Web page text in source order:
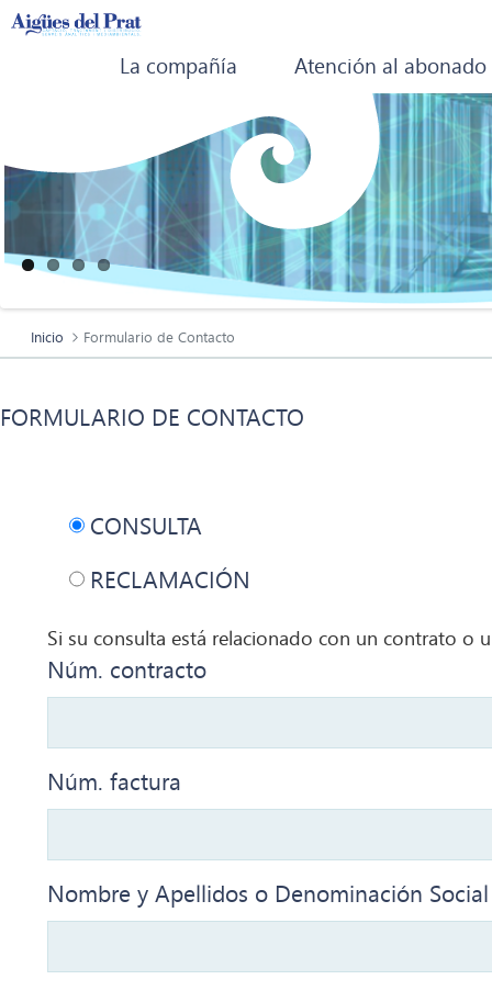
La compañía Atención al abonado
Inicio Formulario de Contacto
FORMULARIO DE CONTACTO
CONSULTA
RECLAMACIÓN
Si su consulta está relacionado con un contrato o
Núm. contracto
Núm. factura
Nombre y Apellidos o Denominación